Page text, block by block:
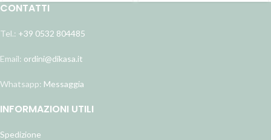
CONTATTI
Tel.: +39 0532 804485
Email: ordini@dikasa.it
Whatsapp: Messaggia
INFORMAZIONI UTILI
Spedizione